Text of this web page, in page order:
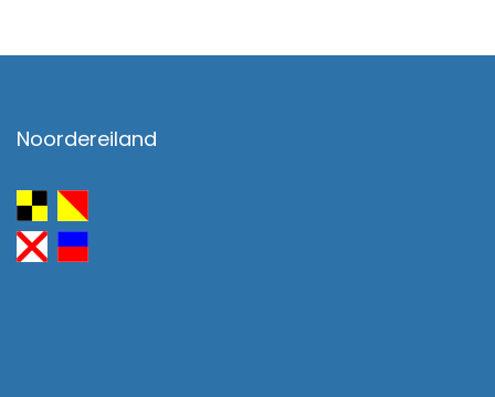
Noordereiland